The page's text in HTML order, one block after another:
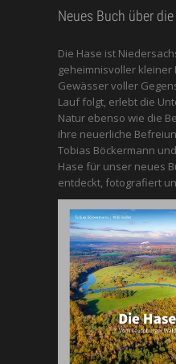
Neues Buch über
Die Hase ist
geheimnisvoller kleiner
Gewässer voller
Lauf folgt, erlebt die
Natur ebenso wie die
ihre neuerliche
Tobias Böckermann
Hase für unser neues
entdeckt, fotografiert